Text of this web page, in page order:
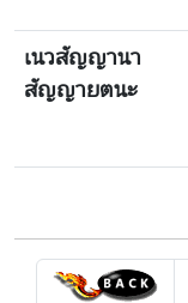
เนวสัญญานา
สัญญายตนะ